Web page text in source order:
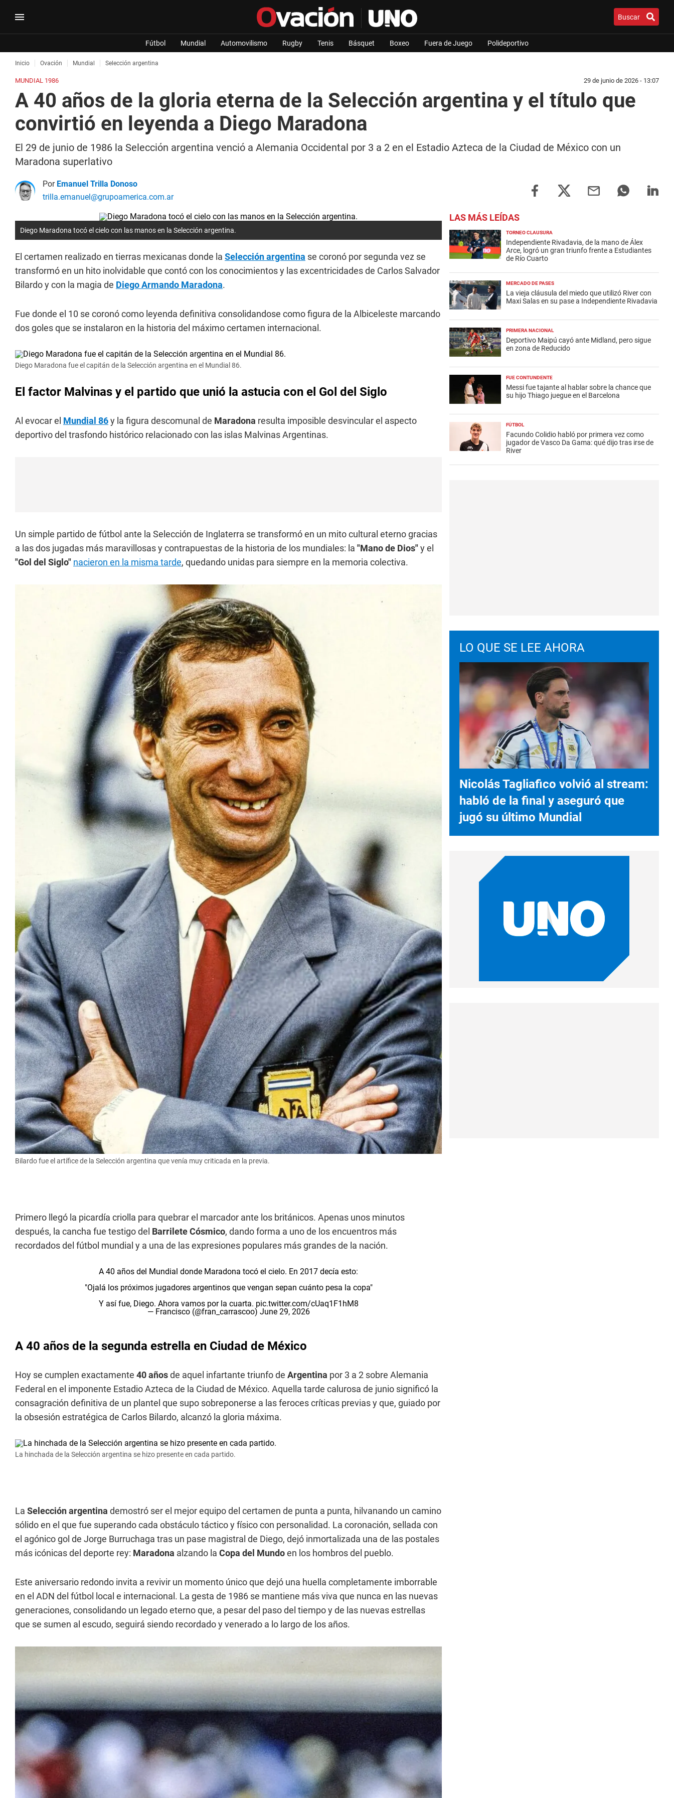
Buscar
Fútbol Mundial Automovilismo Rugby Tenis Básquet Boxeo Fuera de Juego Polideportivo
Inicio Ovación Mundial Selección argentina
MUNDIAL 1986 29 de junio de 2026 - 13:07
A 40 años de la gloria eterna de la Selección argentina y el título que
convirtió en leyenda a Diego Maradona
El 29 de junio de 1986 la Selección argentina venció a Alemania Occidental por 3 a 2 en el Estadio Azteca de la Ciudad de México con un
Maradona superlativo
Por Emanuel Trilla Donoso
trilla.emanuel@grupoamerica.com.ar
Diego Maradona tocó el cielo con las manos en la Selección argentina.
El certamen realizado en tierras mexicanas donde la Selección argentina se coronó por segunda vez se
transformó en un hito inolvidable que contó con los conocimientos y las excentricidades de Carlos Salvador
Bilardo y con la magia de Diego Armando Maradona.
Fue donde el 10 se coronó como leyenda definitiva consolidandose como figura de la Albiceleste marcando
dos goles que se instalaron en la historia del máximo certamen internacional.
Diego Maradona fue el capitán de la Selección argentina en el Mundial 86.
El factor Malvinas y el partido que unió la astucia con el Gol del Siglo
Al evocar el Mundial 86y la figura descomunal de Maradona resulta imposible desvincular el aspecto
deportivo del trasfondo histórico relacionado con las islas Malvinas Argentinas.
Un simple partido de fútbol ante la Selección de Inglaterra se transformó en un mito cultural eterno gracias
a las dos jugadas más maravillosas y contrapuestas de la historia de los mundiales: la "Mano de Dios"y el
"Gol del Siglo" nacieron en la misma tarde, quedando unidas para siempre en la memoria colectiva.
Bilardo fue el artífice de la Selección argentina que venía muy criticada en la previa.
Primero llegó la picardía criolla para quebrar el marcador ante los británicos. Apenas unos minutos
después, la cancha fue testigo del Barrilete Cósmico, dando forma a uno de los encuentros más
recordados del fútbol mundial y a una de las expresiones populares más grandes de la nación.
A 40 años del Mundial donde Maradona tocó el cielo. En 2017 decía esto:
"Ojalá los próximos jugadores argentinos que vengan sepan cuánto pesa la copa"
Y así fue, Diego. Ahora vamos por la cuarta. pic.twitter.com/cUaq1F1hM8
— Francisco (@fran_carrascoo) June 29, 2026
A 40 años de la segunda estrella en Ciudad de México
Hoy se cumplen exactamente 40 añosde aquel infartante triunfo de Argentina por 3 a 2 sobre Alemania
Federal en el imponente Estadio Azteca de la Ciudad de México. Aquella tarde calurosa de junio significó la
consagración definitiva de un plantel que supo sobreponerse a las feroces críticas previas y que, guiado por
la obsesión estratégica de Carlos Bilardo, alcanzó la gloria máxima.
La hinchada de la Selección argentina se hizo presente en cada partido.
La Selección argentina demostró ser el mejor equipo del certamen de punta a punta, hilvanando un camino
sólido en el que fue superando cada obstáculo táctico y físico con personalidad. La coronación, sellada con
el agónico gol de Jorge Burruchaga tras un pase magistral de Diego, dejó inmortalizada una de las postales
más icónicas del deporte rey: Maradona alzando la Copa del Mundoen los hombros del pueblo.
Este aniversario redondo invita a revivir un momento único que dejó una huella completamente imborrable
en el ADN del fútbol local e internacional. La gesta de 1986 se mantiene más viva que nunca en las nuevas
generaciones, consolidando un legado eterno que, a pesar del paso del tiempo y de las nuevas estrellas
que se sumen al escudo, seguirá siendo recordado y venerado a lo largo de los años.
LAS MÁS LEÍDAS
TORNEO CLAUSURA
Independiente Rivadavia, de la mano de Álex
Arce, logró un gran triunfo frente a Estudiantes
de Río Cuarto
MERCADO DE PASES
La vieja cláusula del miedo que utilizó River con
Maxi Salas en su pase a Independiente Rivadavia
PRIMERA NACIONAL
Deportivo Maipú cayó ante Midland, pero sigue
en zona de Reducido
FUE CONTUNDENTE
Messi fue tajante al hablar sobre la chance que
su hijo Thiago juegue en el Barcelona
FÚTBOL
Facundo Colidio habló por primera vez como
jugador de Vasco Da Gama: qué dijo tras irse de
River
LO QUE SE LEE AHORA
Nicolás Tagliafico volvió al stream:
habló de la final y aseguró que
jugó su último Mundial